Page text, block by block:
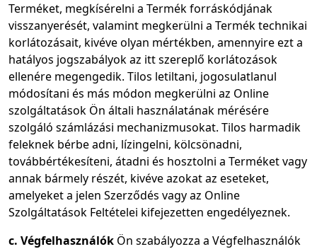
Terméket, megkísérelni a Termék forráskódjának
visszanyerését, valamint megkerülni a Termék technikai
korlátozásait, kivéve olyan mértékben, amennyire ezt a
hatályos jogszabályok az itt szereplő korlátozások
ellenére megengedik. Tilos letiltani, jogosulatlanul
módosítani és más módon megkerülni az Online
szolgáltatások Ön általi használatának mérésére
szolgáló számlázási mechanizmusokat. Tilos harmadik
feleknek bérbe adni, lízingelni, kölcsönadni,
továbbértékesíteni, átadni és hosztolni a Terméket vagy
annak bármely részét, kivéve azokat az eseteket,
amelyeket a jelen Szerződés vagy az Online
Szolgáltatások Feltételei kifejezetten engedélyeznek.
c. Végfelhasználók Ön szabályozza a Végfelhasználók